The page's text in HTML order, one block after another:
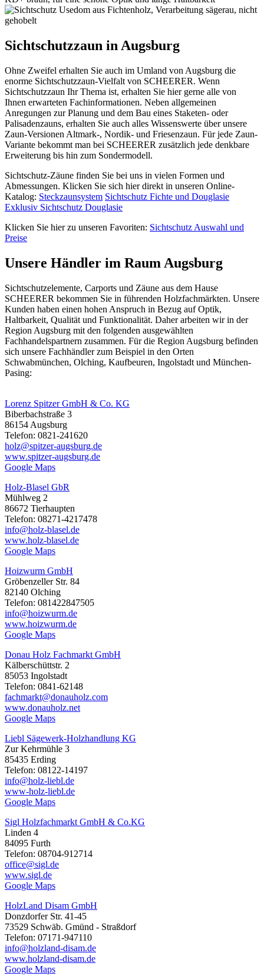
Sichtschutzzaun in Augsburg
Ohne Zweifel erhalten Sie auch im Umland von Augsburg die
enorme Sichtschutzzaun-Vielfalt von SCHEERER. Wenn
Sichtschutzzaun Ihr Thema ist, erhalten Sie hier gerne alle von
Ihnen erwarteten Fachinformationen. Neben allgemeinen
Anregungen zur Planung und dem Bau eines Staketen- oder
Palisadenzauns, erhalten Sie auch alles Wissenswerte über unsere
Zaun-Versionen Altmark-, Nordik- und Friesenzaun. Für jede Zaun-
Variante bekommt man bei SCHEERER zusätzlich jede denkbare
Erweiterung bis hin zum Sondermodell.
Sichtschutz-Zäune finden Sie bei uns in vielen Formen und
Abmessungen. Klicken Sie sich hier direkt in unseren Online-
Katalog: Steckzaunsystem Sichtschutz Fichte und Douglasie
Exklusiv Sichtschutz Douglasie
Klicken Sie hier zu unseren Favoriten: Sichtschutz Auswahl und
Preise
Unsere Händler im Raum Augsburg
Sichtschutzelemente, Carports und Zäune aus dem Hause
SCHEERER bekommen Sie in führenden Holzfachmärkten. Unsere
Kunden haben einen hohen Anspruch in Bezug auf Optik,
Haltbarkeit, Qualität und Funktionalität. Daher arbeiten wir in der
Region Augsburg mit den folgenden ausgewählten
Fachhandelspartnern zusammen. Für die Region Augsburg befinden
sich unsere Fachhändler zum Beispiel in den Orten
Schwabmünchen, Olching, Kaufbeuren, Ingolstadt und München-
Pasing:
Lorenz Spitzer GmbH & Co. KG
Biberbachstraße 3
86154 Augsburg
Telefon: 0821-241620
holz@spitzer-augsburg.de
www.spitzer-augsburg.de
Google Maps
Holz-Blasel GbR
Mühlweg 2
86672 Tierhaupten
Telefon: 08271-4217478
info@holz-blasel.de
www.holz-blasel.de
Google Maps
Hoizwurm GmbH
Gröbenzeller Str. 84
82140 Olching
Telefon: 081422847505
info@hoizwurm.de
www.hoizwurm.de
Google Maps
Donau Holz Fachmarkt GmbH
Kälberschüttstr. 2
85053 Ingolstadt
Telefon: 0841-62148
fachmarkt@donauholz.com
www.donauholz.net
Google Maps
Liebl Sägewerk-Holzhandlung KG
Zur Kehrmühle 3
85435 Erding
Telefon: 08122-14197
info@holz-liebl.de
www-holz-liebl.de
Google Maps
Sigl Holzfachmarkt GmbH & Co.KG
Linden 4
84095 Furth
Telefon: 08704-912714
office@sigl.de
www.sigl.de
Google Maps
HolzLand Disam GmbH
Donzdorfer Str. 41-45
73529 Schwäb. Gmünd - Straßdorf
Telefon: 07171-947110
info@holzland-disam.de
www.holzland-disam.de
Google Maps